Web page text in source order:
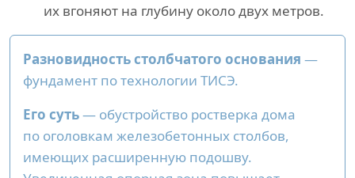
их вгоняют на глубину около двух метров.
Разновидность столбчатого основания —
фундамент по технологии ТИСЭ.
Его суть— обустройство ростверка дома
по оголовкам железобетонных столбов,
имеющих расширенную подошву.